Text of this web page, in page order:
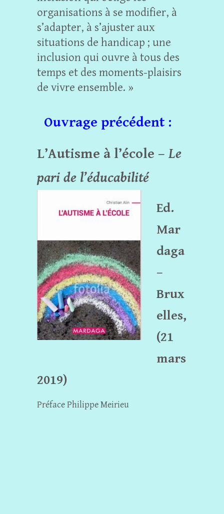
organisations à se modifier, à
s’adapter, à s’ajuster aux
situations de handicap ; une
inclusion qui ouvre à tous des
temps et des moments-plaisirs
de vivre ensemble. »
Ouvrage précédent :
L’Autisme à l’école – Le
pari de l’éducabilité
Ed.
Mar
daga
–
Brux
elles,
(21
mars
2019)
Préface Philippe Meirieu